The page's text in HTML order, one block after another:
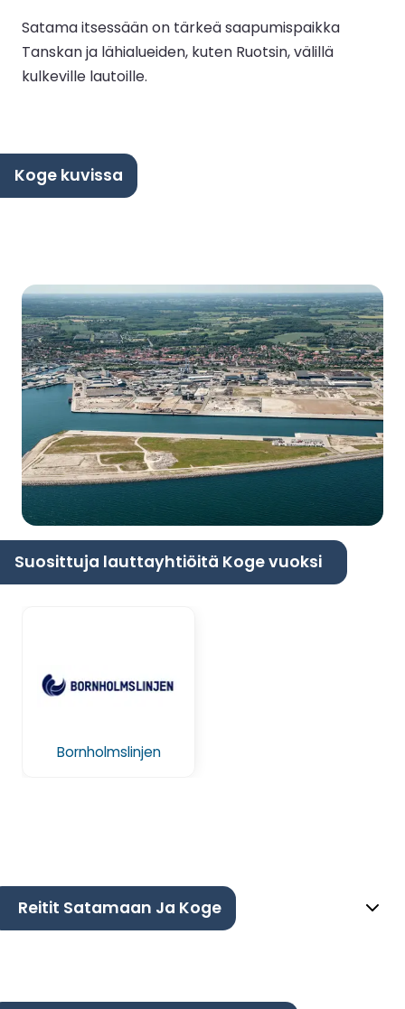
Satama itsessään on tärkeä saapumispaikka
Tanskan ja lähialueiden, kuten Ruotsin, välillä
kulkeville lautoille.
Koge kuvissa
Suosittuja lauttayhtiöitä Koge vuoksi
Bornholmslinjen
Reitit Satamaan Ja Koge